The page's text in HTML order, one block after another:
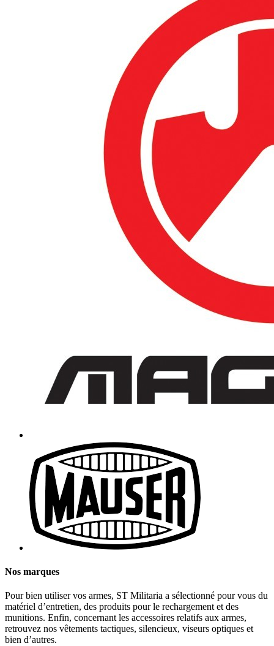
Nos marques
Pour bien utiliser vos armes, ST Militaria a sélectionné pour vous du
matériel d’entretien, des produits pour le rechargement et des
munitions. Enfin, concernant les accessoires relatifs aux armes,
retrouvez nos vêtements tactiques, silencieux, viseurs optiques et
bien d’autres.